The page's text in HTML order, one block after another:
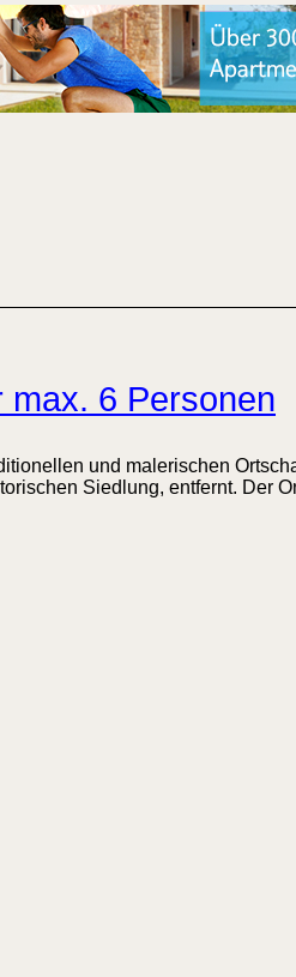
max. 6 Personen
und malerischen
Siedlung, entfernt. Der